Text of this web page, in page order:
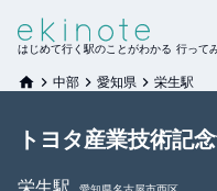
はじめて行く駅のことがわかる 行って
中部 愛知県 栄生駅
トヨタ産業技術記